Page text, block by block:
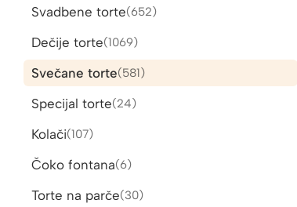
Svadbene torte 652652
Dečije torte 10691069
proizvoda
Svečane torte 581581
proizvod
Specijal torte 2424
Kolači 107107
Čoko fontana 66
Torte na parče 3030